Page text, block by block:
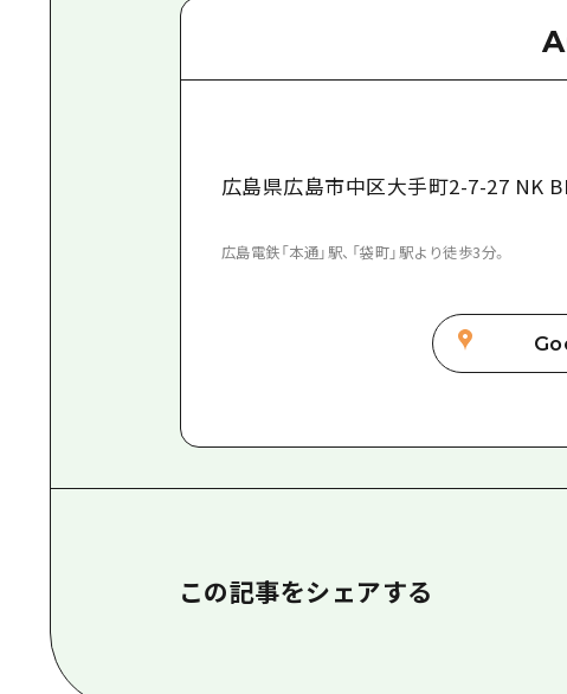
広島県広島市中区大手町2-7-27 NK
広島電鉄「本通」駅、「袋町」駅より徒歩3分。
この記事をシェアする